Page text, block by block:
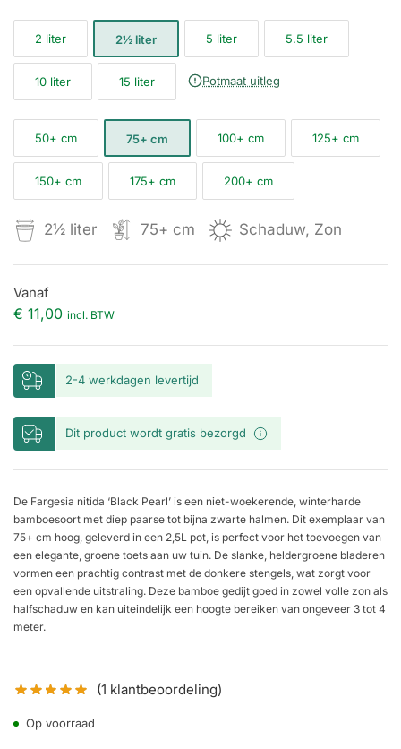
2 liter 2½ liter 5 liter 5.5 liter
10 liter 15 liter Potmaat uitleg
50+ cm 75+ cm 100+ cm 125+ cm
150+ cm 175+ cm 200+ cm
2½ liter 75+ cm Schaduw, Zon
Vanaf
€ 11,00 incl. BTW
2-4 werkdagen levertijd
Dit product wordt gratis bezorgd
De Fargesia nitida ‘Black Pearl’ is een niet-woekerende, winterharde
bamboesoort met diep paarse tot bijna zwarte halmen. Dit exemplaar van
75+ cm hoog, geleverd in een 2,5L pot, is perfect voor het toevoegen van
een elegante, groene toets aan uw tuin. De slanke, heldergroene bladeren
vormen een prachtig contrast met de donkere stengels, wat zorgt voor
een opvallende uitstraling. Deze bamboe gedijt goed in zowel volle zon als
halfschaduw en kan uiteindelijk een hoogte bereiken van ongeveer 3 tot 4
meter.
(1 klantbeoordeling)
Op voorraad